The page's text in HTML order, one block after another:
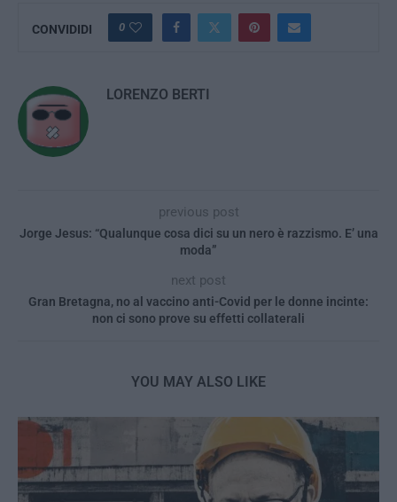
CONVIDIDI 0
LORENZO BERTI
previous post
Jorge Jesus: “Qualunque cosa dici su un nero è razzismo. E’ una
moda”
next post
Gran Bretagna, no al vaccino anti-Covid per le donne incinte:
non ci sono prove su effetti collaterali
YOU MAY ALSO LIKE